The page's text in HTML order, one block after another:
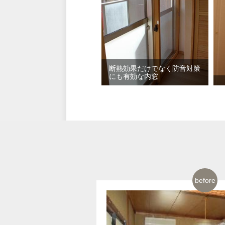
断熱効果だけでなく防音対策
にも有効な内窓
before